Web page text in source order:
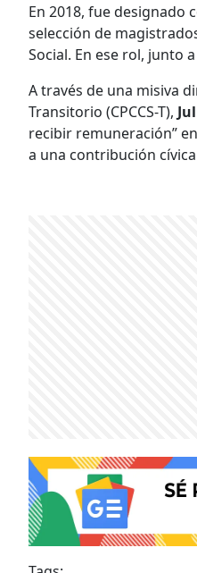
En 2018, fue designado
selección de
Social. En ese rol, junto
A través de una misiva
Transitorio (CPCCS-T),
recibir remuneración”
a una contribución